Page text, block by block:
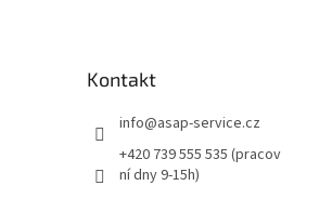
Kontakt
info@asap-service.cz
+420 739 555 535 (pracov
ní dny 9-15h)